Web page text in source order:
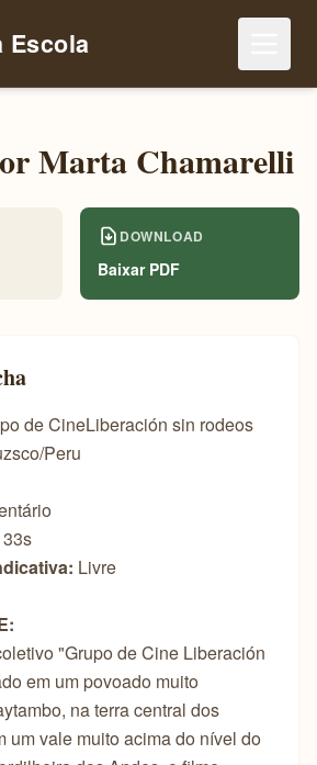
Escola
Marta Chamarelli
DOWNLOAD
Baixar PDF
de CineLiberación sin rodeos
Peru
Livre
"Grupo de Cine Liberación
em um povoado muito
na terra central dos
um vale muito acima do nível do